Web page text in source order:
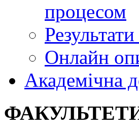
процесом
Онлайн
Академічна